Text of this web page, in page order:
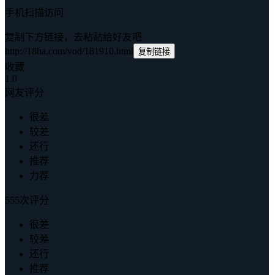
手机扫描访问
复制下方链接，去粘贴给好友吧
http://18ha.com/vod/181910.html 复制链接
收藏
1.0
网友评分
很差
较差
还行
推荐
力荐
555次评分
很差
较差
还行
推荐